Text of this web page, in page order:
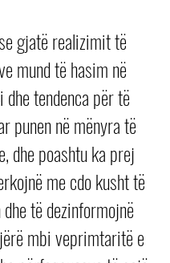
gjatë realizimit të
mund të hasim në
tendenca për të
punen në mënyra të
dhe poashtu ka prej
me cdo kusht të
të dezinformojnë
mbi veprimtaritë e